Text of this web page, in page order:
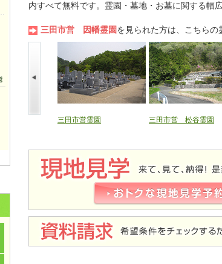
内すべて無料です。霊園・墓地・お墓に関する幅
三田市営 因幡霊園を見られた方は、こちらの
三田市営霊園 三田市営 松谷霊園